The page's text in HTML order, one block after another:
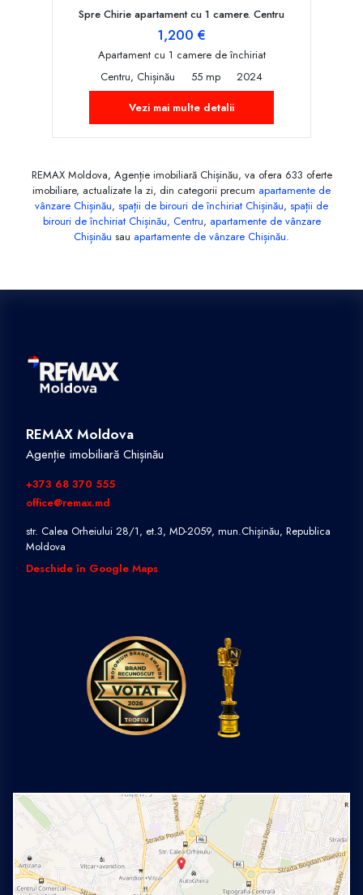
Spre Chirie apartament cu 1 camere. Centru
1,200 €
Apartament cu 1 camere de închiriat
Centru, Chișinău
55 mp
2024
Vezi mai multe detalii
REMAX Moldova, Agenție imobiliară Chișinău, va ofera 633 oferte
imobiliare, actualizate la zi, din categorii precum apartamente de
vânzare Chișinău, spații de birouri de închiriat Chișinău, spații de
birouri de închiriat Chișinău, Centru, apartamente de vânzare
Chișinău sau apartamente de vânzare Chișinău.
REMAX Moldova
Agenție imobiliară Chișinău
+373 68 370 555
office@remax.md
str. Calea Orheiului 28/1, et.3, MD-2059, mun.Chișinău, Republica
Moldova
Deschide în Google Maps